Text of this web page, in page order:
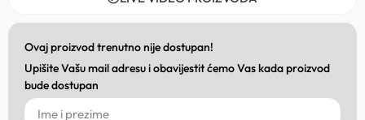
Ovaj proizvod trenutno nije dostupan!
Upišite Vašu mail adresu i obavijestit ćemo Vas kada proizvod
bude dostupan